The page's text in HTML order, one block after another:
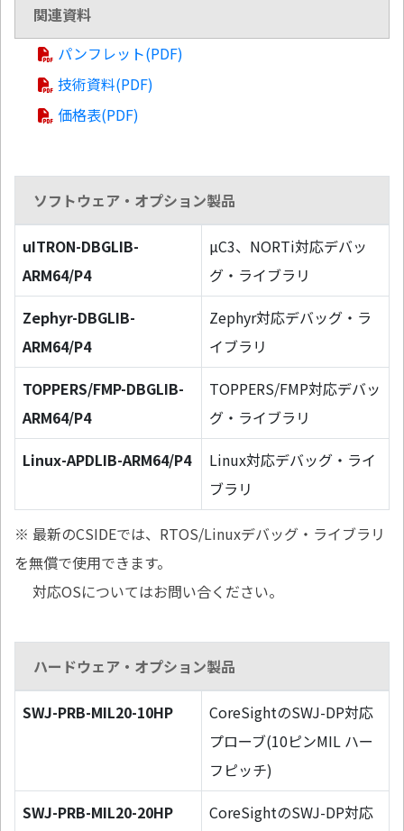
関連資料
パンフレット(PDF)
技術資料(PDF)
価格表(PDF)
ソフトウェア・オプション製品
uITRON-DBGLIB-
ARM64/P4
µC3、NORTi対応デバッ
グ・ライブラリ
Zephyr-DBGLIB-
ARM64/P4
Zephyr対応デバッグ・ラ
イブラリ
TOPPERS/FMP-DBGLIB-
ARM64/P4
TOPPERS/FMP対応デバッ
グ・ライブラリ
Linux-APDLIB-ARM64/P4
Linux対応デバッグ・ライ
ブラリ
※ 最新のCSIDEでは、RTOS/Linuxデバッグ・ライブラリ
を無償で使用できます。
対応OSについてはお問い合ください。
ハードウェア・オプション製品
SWJ-PRB-MIL20-10HP
CoreSightのSWJ-DP対応
プローブ(10ピンMIL ハー
フピッチ)
SWJ-PRB-MIL20-20HP
CoreSightのSWJ-DP対応